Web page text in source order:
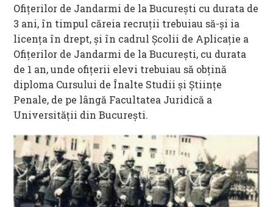
Ofiţerilor de Jandarmi de la Bucureşti cu durata de
3 ani, în timpul căreia recruţii trebuiau să-şi ia
licenţa în drept, şi în cadrul Şcolii de Aplicaţie a
Ofiţerilor de Jandarmi de la Bucureşti, cu durata
de 1 an, unde ofiţerii elevi trebuiau să obţină
diploma Cursului de Înalte Studii şi Ştiinţe
Penale, de pe lângă Facultatea Juridică a
Universităţii din Bucureşti.